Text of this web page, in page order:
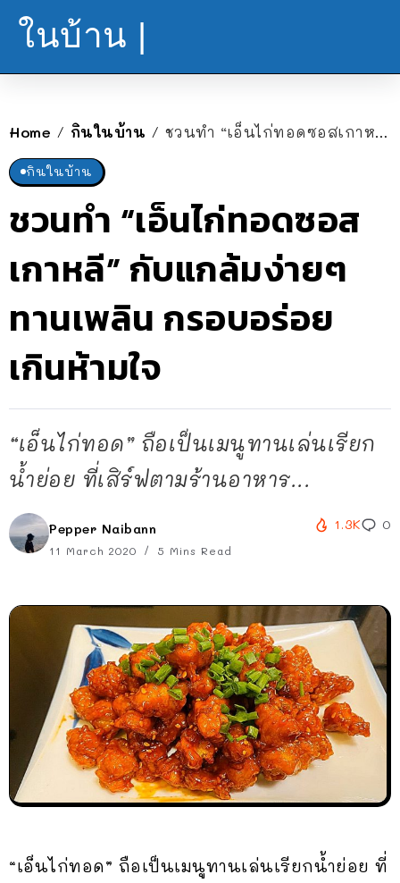
ในบ้าน |
Home / กินในบ้าน / ชวนทำ “เอ็นไก่ทอดซอสเกาหลี” กับแกล้มง่ายๆ ทานเพลิน กรอบอร่อยเกินห้ามใจ
กินในบ้าน
ชวนทำ “เอ็นไก่ทอดซอส
เกาหลี” กับแกล้มง่ายๆ
ทานเพลิน กรอบอร่อย
เกินห้ามใจ
“เอ็นไก่ทอด” ถือเป็นเมนูทานเล่นเรียก
น้ำย่อย ที่เสิร์ฟตามร้านอาหาร...
Pepper Naibann
11 March 2020 5 Mins Read
1.3K 0
“เอ็นไก่ทอด” ถือเป็นเมนูทานเล่นเรียกน้ำย่อย ที่